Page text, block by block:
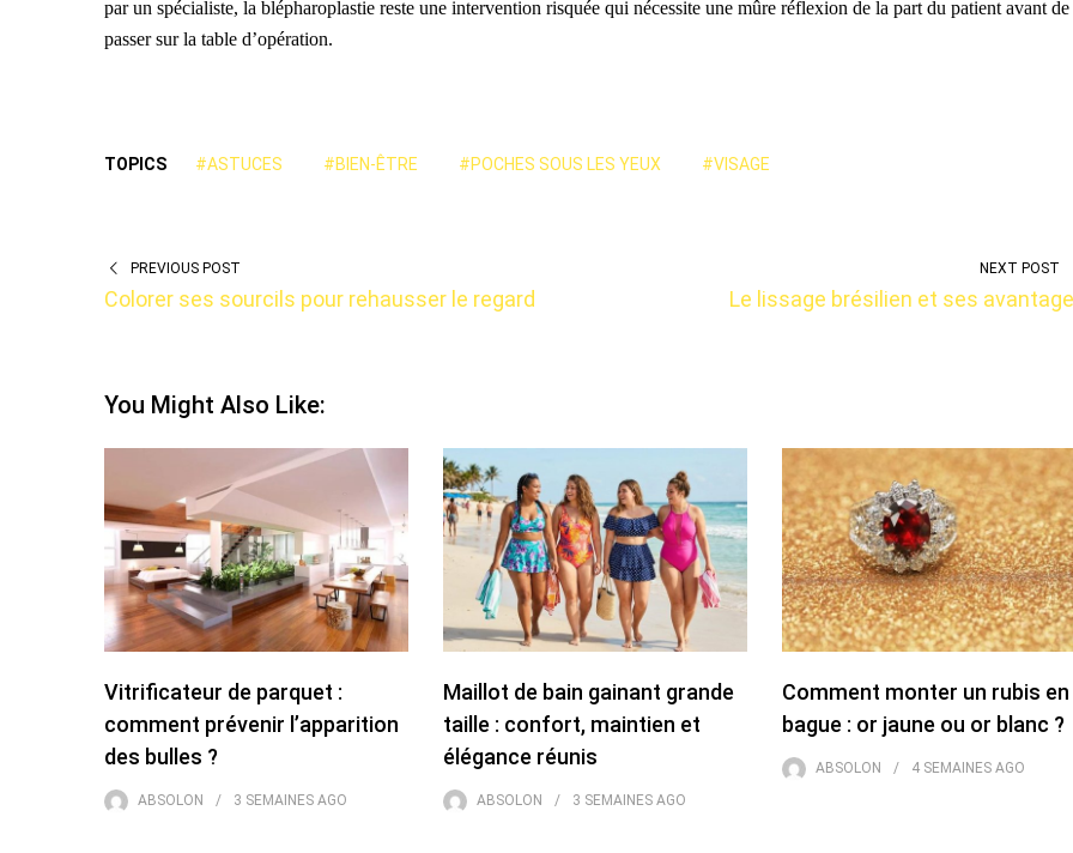
par un spécialiste, la blépharoplastie reste une intervention risquée qui nécessite une mûre réflexion de la part du patient avant de
passer sur la table d’opération.
TOPICS #ASTUCES #BIEN-ÊTRE #POCHES SOUS LES YEUX #VISAGE
PREVIOUS POST
Colorer ses sourcils pour rehausser le regard
NEXT POST
Le lissage brésilien et ses
You Might Also Like:
Vitrificateur de parquet :
comment prévenir l’apparition
des bulles ?
ABSOLON 3 SEMAINES AGO
Maillot de bain gainant grande
taille : confort, maintien et
élégance réunis
ABSOLON 3 SEMAINESAGO
Comment monter un rubis en
bague : or jaune ou or blanc ?
ABSOLON 4 SEMAINESAGO